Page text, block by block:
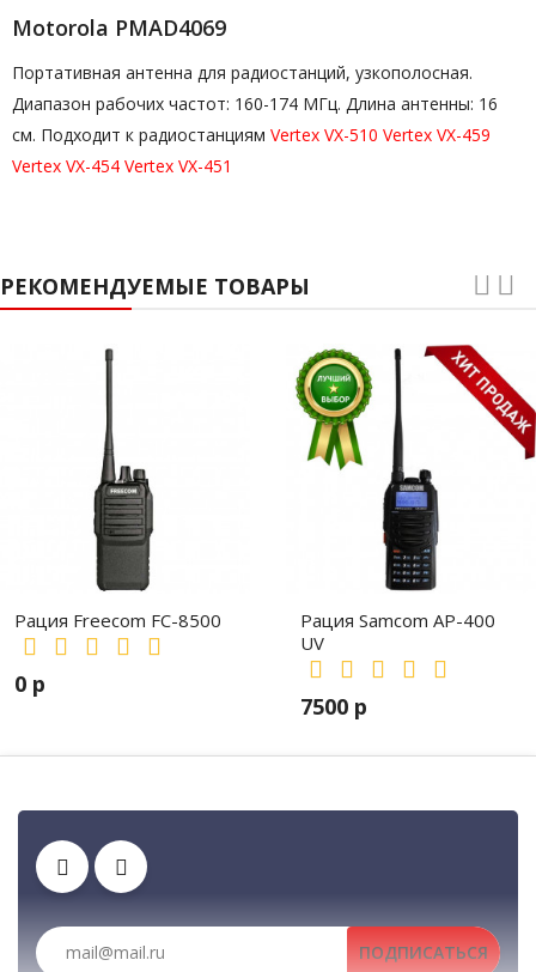
Motorola PMAD4069
Портативная антенна для радиостанций, узкополосная.
Диапазон рабочих частот: 160-174 МГц. Длина антенны: 16
см. Подходит к радиостанциям Vertex VX-510 Vertex VX-459
Vertex VX-454 Vertex VX-451
РЕКОМЕНДУЕМЫЕ ТОВАРЫ
Рация Freecom FC-8500
0 р
Рация Samcom AP-400
UV
7500 р
Зарядные устройства
Рации, радиостанции, рации для
ПОДПИСАТЬСЯ